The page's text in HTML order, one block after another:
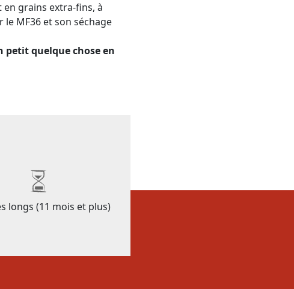
grains extra-fins, à
MF36 et son séchage
petit quelque chose en
longs (11 mois et plus)